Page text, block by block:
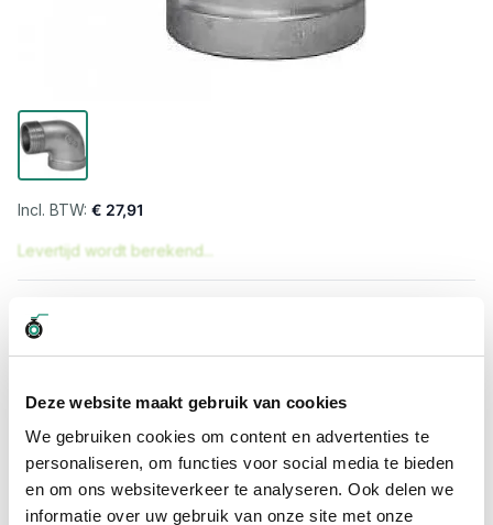
Deze website maakt gebruik van cookies
We gebruiken cookies om content en advertenties te
personaliseren, om functies voor social media te bieden
en om ons websiteverkeer te analyseren. Ook delen we
informatie over uw gebruik van onze site met onze
€ 27,91
Levertijd wordt berekend...
Snelle levering
Snel naar
Meer informatie